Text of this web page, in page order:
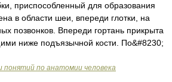
приспособленный для образования
в области шеи, впереди глотки, на
позвонков. Впереди гортань прикрыта
ниже подъязычной кости. По&#8230;
понятий по анатомии человека